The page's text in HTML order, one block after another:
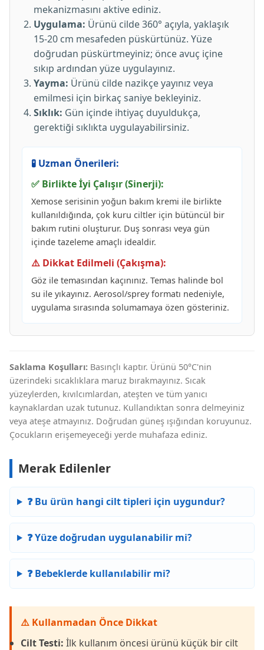
mekanizmasını aktive ediniz.
Uygulama: Ürünü cilde 360° açıyla, yaklaşık
15-20 cm mesafeden püskürtünüz. Yüze
doğrudan püskürtmeyiniz; önce avuç içine
sıkıp ardından yüze uygulayınız.
Yayma: Ürünü cilde nazikçe yayınız veya
emilmesi için birkaç saniye bekleyiniz.
Sıklık: Gün içinde ihtiyaç duyuldukça,
gerektiği sıklıkta uygulayabilirsiniz.
🧪 Uzman Önerileri:
✅ Birlikte İyi Çalışır (Sinerji):
Xemose serisinin yoğun bakım kremi ile birlikte
kullanıldığında, çok kuru ciltler için bütüncül bir
bakım rutini oluşturur. Duş sonrası veya gün
içinde tazeleme amaçlı idealdir.
⚠️ Dikkat Edilmeli (Çakışma):
Göz ile temasından kaçınınız. Temas halinde bol
su ile yıkayınız. Aerosol/sprey formatı nedeniyle,
uygulama sırasında solumamaya özen gösteriniz.
Saklama Koşulları: Basınçlı kaptır. Ürünü 50°C'nin
üzerindeki sıcaklıklara maruz bırakmayınız. Sıcak
yüzeylerden, kıvılcımlardan, ateşten ve tüm yanıcı
kaynaklardan uzak tutunuz. Kullandıktan sonra delmeyiniz
veya ateşe atmayınız. Doğrudan güneş ışığından koruyunuz.
Çocukların erişemeyeceği yerde muhafaza ediniz.
Merak Edilenler
❓ Bu ürün hangi cilt tipleri için uygundur?
❓ Yüze doğrudan uygulanabilir mi?
❓ Bebeklerde kullanılabilir mi?
⚠️ Kullanmadan Önce Dikkat
Cilt Testi: İlk kullanım öncesi ürünü küçük bir cilt